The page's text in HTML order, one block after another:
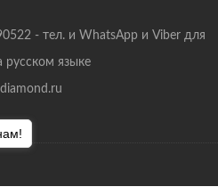
- тел. и WhatsApp и Viber для
русском языке